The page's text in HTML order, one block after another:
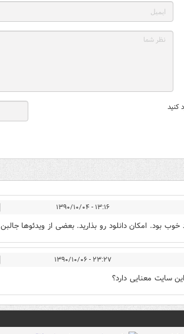
کنید
۱۳:۱۶ - ۱۳۹۰/۱۰/۰۴
بود. امکان دانلود رو بذارید. بعضی از ویدئوها جالبن
۲۳:۲۷ - ۱۳۹۰/۱۰/۰۶
سایت معنایی دارد؟